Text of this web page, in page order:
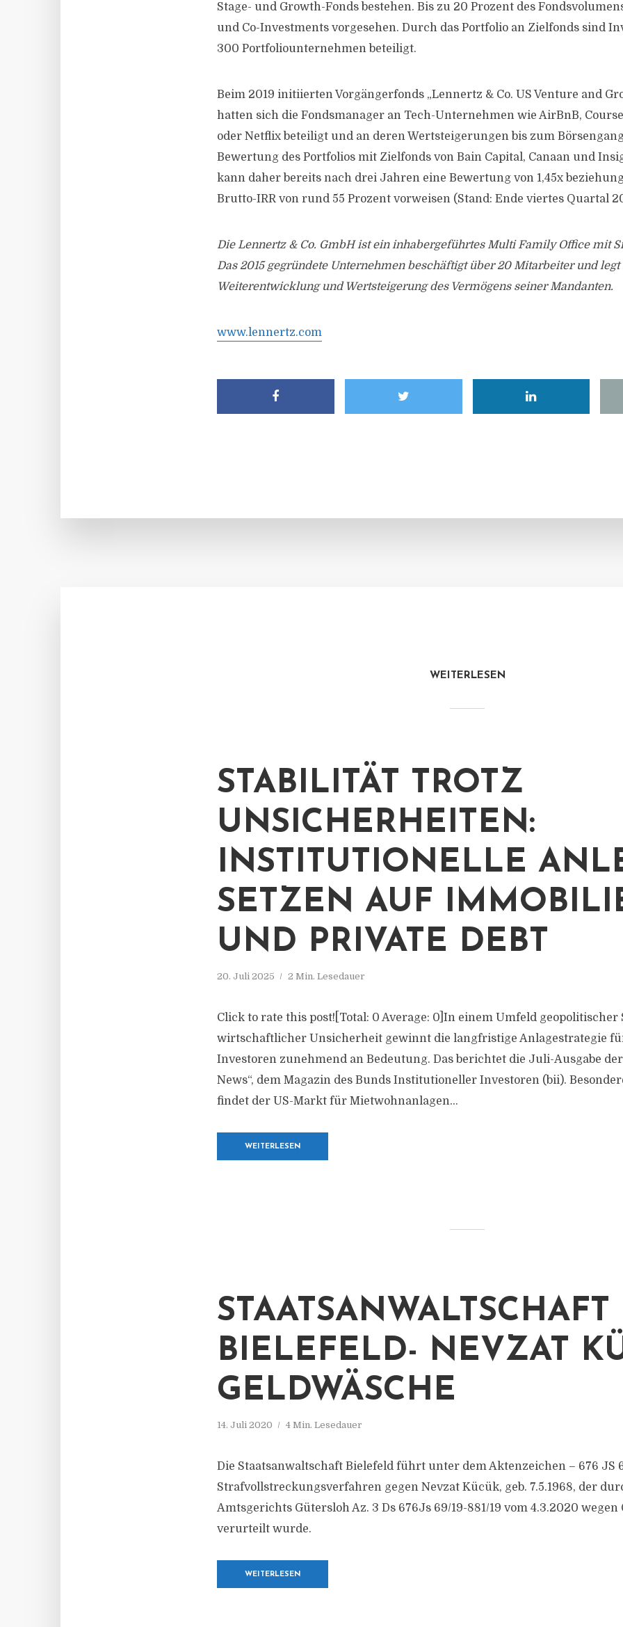
Stage- und Growth-Fonds bestehen. Bis zu 20 Prozent des
und Co-Investments vorgesehen. Durch das Portfolio an Zielfonds sind
300 Portfoliounternehmen beteiligt.
Beim 2019 initiierten Vorgängerfonds „Lennertz & Co. US Venture and
hatten sich die Fondsmanager an Tech-Unternehmen wie AirBnB,
oder Netflix beteiligt und an deren Wertsteigerungen bis zum
Bewertung des Portfolios mit Zielfonds von Bain Capital, Canaan und
kann daher bereits nach drei Jahren eine Bewertung von 1,45x
Brutto-IRR von rund 55 Prozent vorweisen (Stand: Ende viertes Quartal
Die Lennertz & Co. GmbH ist ein inhabergeführtes Multi Family Office mit
Das 2015 gegründete Unternehmen beschäftigt über 20 Mitarbeiter und
Weiterentwicklung und Wertsteigerung des Vermögens seiner Mandanten.
www.lennertz.com
WEITERLESEN
STABILITÄT TROTZ
UNSICHERHEITEN:
INSTITUTIONELLE
SETZEN AUF
UND PRIVATE DEBT
20. Juli 2025 2 Min. Lesedauer
Click to rate this post![Total: 0 Average: 0]In einem Umfeld
wirtschaftlicher Unsicherheit gewinnt die langfristige Anlagestrategie
Investoren zunehmend an Bedeutung. Das berichtet die Juli-Ausgabe
News“, dem Magazin des Bunds Institutioneller Investoren (bii).
findet der US-Markt für Mietwohnanlagen...
WEITERLESEN
STAATSANWALTSCHAFT
BIELEFELD- NEVZAT
GELDWÄSCHE
14. Juli 2020 4 Min. Lesedauer
Die Staatsanwaltschaft Bielefeld führt unter dem Aktenzeichen – 676 JS
Strafvollstreckungsverfahren gegen Nevzat Kücük, geb. 7.5.1968, der
Amtsgerichts Gütersloh Az. 3 Ds 676Js 69/19-881/19 vom 4.3.2020 wegen
verurteilt wurde.
WEITERLESEN